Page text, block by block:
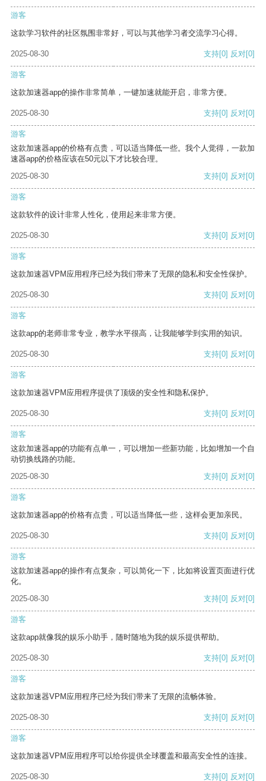
游客
这款学习软件的社区氛围非常好，可以与其他学习者交流学习心得。
2025-08-30 支持[0] 反对[0]
游客
这款加速器app的操作非常简单，一键加速就能开启，非常方便。
2025-08-30 支持[0] 反对[0]
游客
这款加速器app的价格有点贵，可以适当降低一些。我个人觉得，一款加
速器app的价格应该在50元以下才比较合理。
2025-08-30
支持[0] 反对[0]
游客
这款软件的设计非常人性化，使用起来非常方便。
2025-08-30 支持[0] 反对[0]
游客
这款加速器VPM应用程序已经为我们带来了无限的隐私和安全性保护。
2025-08-30 支持[0] 反对[0]
游客
这款app的老师非常专业，教学水平很高，让我能够学到实用的知识。
2025-08-30 支持[0] 反对[0]
游客
这款加速器VPM应用程序提供了顶级的安全性和隐私保护。
2025-08-30 支持[0] 反对[0]
游客
这款加速器app的功能有点单一，可以增加一些新功能，比如增加一个自
动切换线路的功能。
2025-08-30
支持[0] 反对[0]
游客
这款加速器app的价格有点贵，可以适当降低一些，这样会更加亲民。
2025-08-30 支持[0] 反对[0]
游客
这款加速器app的操作有点复杂，可以简化一下，比如将设置页面进行优
化。
2025-08-30
支持[0] 反对[0]
游客
这款app就像我的娱乐小助手，随时随地为我的娱乐提供帮助。
2025-08-30 支持[0] 反对[0]
游客
这款加速器VPM应用程序已经为我们带来了无限的流畅体验。
2025-08-30 支持[0] 反对[0]
游客
这款加速器VPM应用程序可以给你提供全球覆盖和最高安全性的连接。
2025-08-30 支持[0] 反对[0]